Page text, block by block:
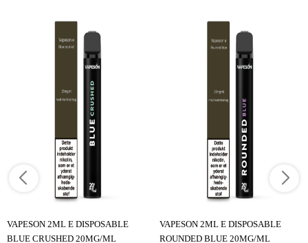
VAPESON 2ML E DISPOSABLE
BLUE CRUSHED 20MG/ML
VAPESON 2ML E DISPOSABLE
ROUNDED BLUE 20MG/ML